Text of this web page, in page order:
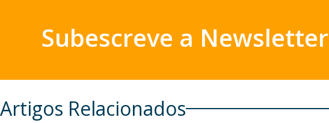
Subescreve a Newsletter
Artigos Relacionados